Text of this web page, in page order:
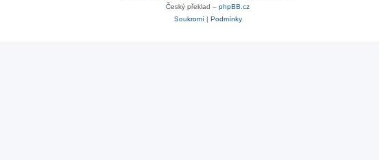
Český překlad – phpBB.cz
Soukromí| Podmínky